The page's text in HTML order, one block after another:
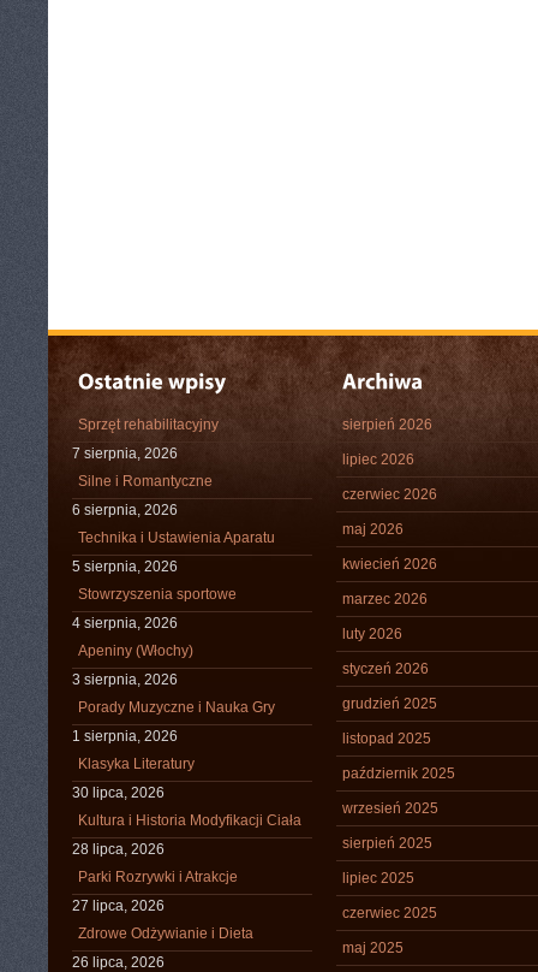
Sprzęt rehabilitacyjny
7 sierpnia, 2026
Silne i Romantyczne
6 sierpnia, 2026
Technika i Ustawienia Aparatu
5 sierpnia, 2026
Stowrzyszenia sportowe
4 sierpnia, 2026
Apeniny (Włochy)
3 sierpnia, 2026
Porady Muzyczne i Nauka Gry
1 sierpnia, 2026
Klasyka Literatury
30 lipca, 2026
Kultura i Historia Modyfikacji Ciała
28 lipca, 2026
Parki Rozrywki i Atrakcje
27 lipca, 2026
Zdrowe Odżywianie i Dieta
26 lipca, 2026
sierpień 2026
lipiec 2026
czerwiec 2026
maj 2026
kwiecień 2026
marzec 2026
luty 2026
styczeń 2026
grudzień 2025
listopad 2025
październik 2025
wrzesień 2025
sierpień 2025
lipiec 2025
czerwiec 2025
maj 2025